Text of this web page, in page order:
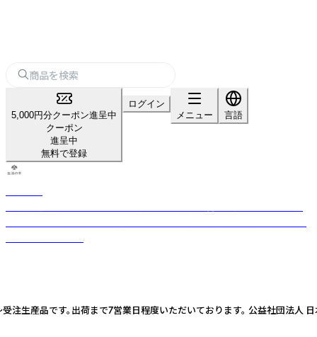
5,000円分クーポン進呈中
クーポン
進呈中
無料で登録
ログイン
メニュー
言語
生産品です。出荷まで7営業日程度いただいております。 公益社団法人